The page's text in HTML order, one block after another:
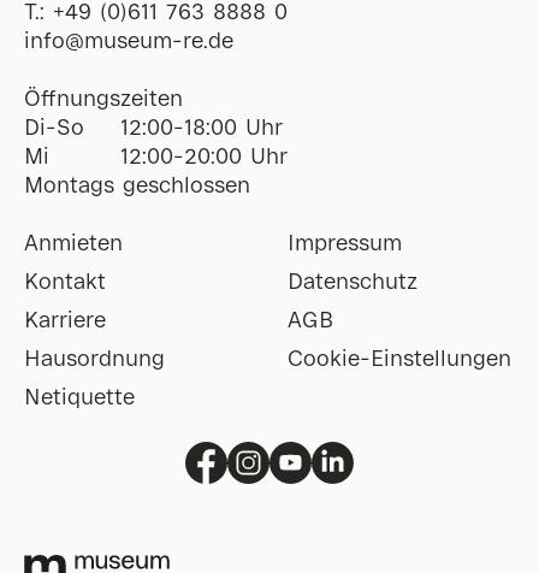
T.: +49 (0)611 763 8888 0
ofni@museum-re de
Öffnungszeiten
Di-So
12:00-18:00 Uhr
Mi
12:00-20:00 Uhr
Montags geschlossen
Anmieten
Kontakt
Karriere
Hausordnung
Netiquette
Impressum
Datenschutz
AGB
Cookie-Einstellungen